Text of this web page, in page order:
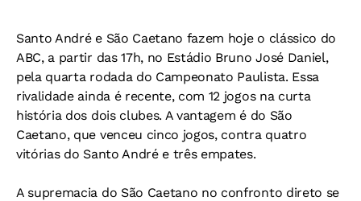
Santo André e São Caetano fazem hoje o clássico do
ABC, a partir das 17h, no Estádio Bruno José Daniel,
pela quarta rodada do Campeonato Paulista. Essa
rivalidade ainda é recente, com 12 jogos na curta
história dos dois clubes. A vantagem é do São
Caetano, que venceu cinco jogos, contra quatro
vitórias do Santo André e três empates.
A supremacia do São Caetano no confronto direto se